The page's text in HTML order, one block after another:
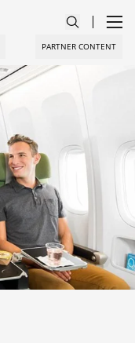
PARTNER CONTENT